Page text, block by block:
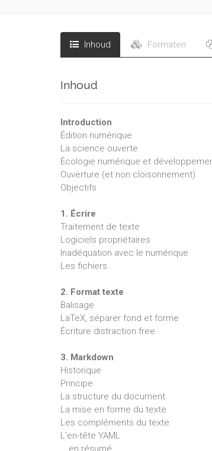
Inhoud Formaten
Inhoud
Introduction
Édition numérique
La science ouverte
Écologie numérique et
Ouverture (et non cloisonnement)
Objectifs
1. Écrire
Traitement de texte
Logiciels propriétaires
Inadéquation avec le numérique
Les fichiers
2. Format texte
Balisage
LaTeX, séparer fond et forme
Écriture distraction free
3. Markdown
Historique
Principe
La structure du document
La mise en forme du texte
Les compléments du texte
L'en-tête YAML
… en résumé